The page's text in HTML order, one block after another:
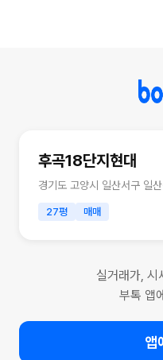
후곡18단지현대
경기도 고양시 일산서구 일
27평 매매
실거래가, 시
부톡 앱
앱